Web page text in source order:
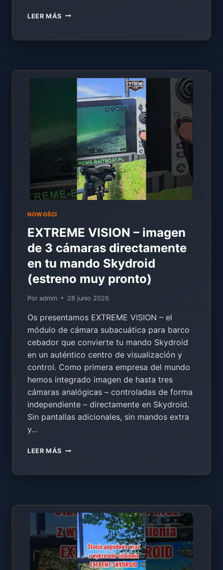
LEER MÁS NOVEDAD:
SOPORTES
CON
Y
TRÍPODE
NOWOŚCI
EXTREME VISION – imagen
de 3 cámaras directamente
en tu mando Skydroid
(estreno muy pronto)
Por admin 28 junio 2026
Os presentamos EXTREME VISION – el
módulo de cámara subacuática para barco
cebador que convierte tu mando Skydroid
en un auténtico centro de visualización y
control. Como primera empresa del mundo
hemos integrado imagen de hasta tres
cámaras analógicas – controladas de forma
independiente – directamente en Skydroid.
Sin pantallas adicionales, sin mandos extra
y…
LEER MÁS EXTREME
DIRECTAMENTE
EN
MANDO
SKYDROID